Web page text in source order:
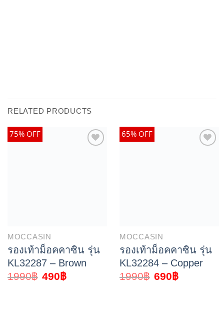
RELATED PRODUCTS
75% OFF
MOCCASIN
รองเท้าม็อคคาซิน รุ่น
KL32287 – Brown
1990฿ 490฿
65% OFF
MOCCASIN
รองเท้าม็อคคาซิน รุ่น
KL32284 – Copper
1990฿ 690฿